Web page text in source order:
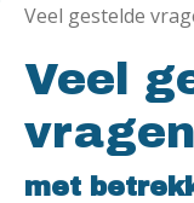
Veel gestelde
Veel
vragen
met